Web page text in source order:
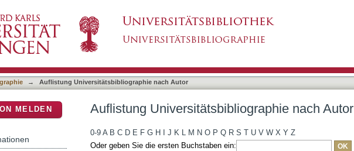
→ Auflistung Universitätsbibliographie nach Autor
Auflistung Universitätsbibliographie nach Autor
0-9 A B C D E F G H J K L M N O P Q R S T U V W X Y Z
Oder geben Sie die ersten Buchstaben ein:
MELDEN